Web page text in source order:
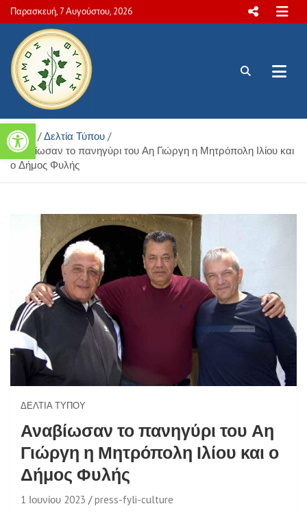
Ανοίξτε τη γραμμή εργαλείων
Skip
to
content
Παρασκευή, 7 Αυγούστου, 2026
Πολιτιστικές και Aθλητικές
δραστηριότητες Δήμου Φυλής
Home
Δελτία Τύπου
Αναβίωσαν το πανηγύρι του Αη Γιώργη η Μητρόπολη Ιλίου και
ο Δήμος Φυλής
ΔΕΛΤΊΑ ΤΎΠΟΥ
Αναβίωσαν το πανηγύρι του Αη
Γιώργη η Μητρόπολη Ιλίου και ο
Δήμος Φυλής
1 Ιουνίου 2023
press-fyli-culture